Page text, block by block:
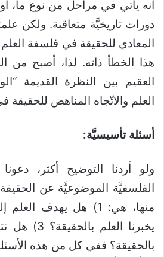
أنه يأتي في مراحل من نوع ما، أو
دورات تاريخيَّة متعاقبة. ولكن
المعادي للحقيقة في فلسفة العلم
هذا الخطأ ذاته. لذا، أصبح من
العقيم بين النظرة القديمة
العلم والاتّجاه المناهض للحقيقة
أسئلة تأسيسيَّة:
ولو أردنا التوضيح أكثر،
الفلسفيَّة الموضوعيَّة عن الحقيقة
يخبرنا العلم
بالحقيقة؟ ففي كل من هذه